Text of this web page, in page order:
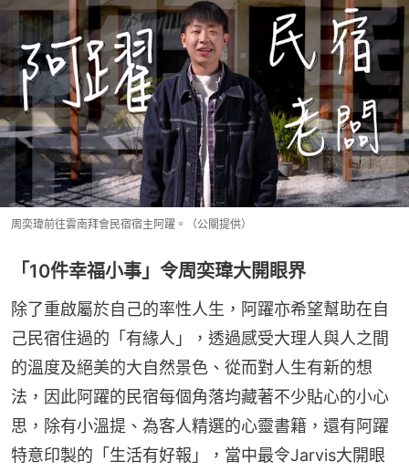
周奕瑋前往雲南拜會民宿宿主阿躍。（公關提供）
「10件幸福小事」令周奕瑋大開眼界
除了重啟屬於自己的率性人生，阿躍亦希望幫助在自
己民宿住過的「有緣人」，透過感受大理人與人之間
的溫度及絕美的大自然景色、從而對人生有新的想
法，因此阿躍的民宿每個角落均藏著不少貼心的小心
思，除有小溫提、為客人精選的心靈書籍，還有阿躍
特意印製的「生活有好報」，當中最令Jarvis大開眼